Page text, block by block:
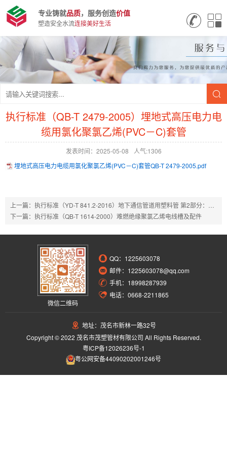
专业铸就品质，服务创造价值
塑造安全水流连接美好生活
执行标准（QB-T 2479-2005）埋地式高压电力电
缆用氯化聚氯乙烯(PVC－C)套管
发表时间：2025-05-08
人气:1306
埋地式高压电力电缆用氯化聚氯乙烯(PVC－C)套管QB-T 2479-2005.pdf
上一篇： 执行标准（YD-T 841.2-2016）地下通信管道用塑料管 第2部分：实壁管
下一篇： 执行标准（QB-T 1614-2000）难燃绝缘聚氯乙烯电线槽及配件
微信二维码
QQ： 1225603078
邮件：1225603078@qq.com
手机：18998287939
电话：0668-2211865
地址：茂名市新林一路32号
Copyright © 2022 茂名市茂塑管材有限公司 All Rights Reserved.
粤ICP备12026236号-1
粤公网安备44090202001246号